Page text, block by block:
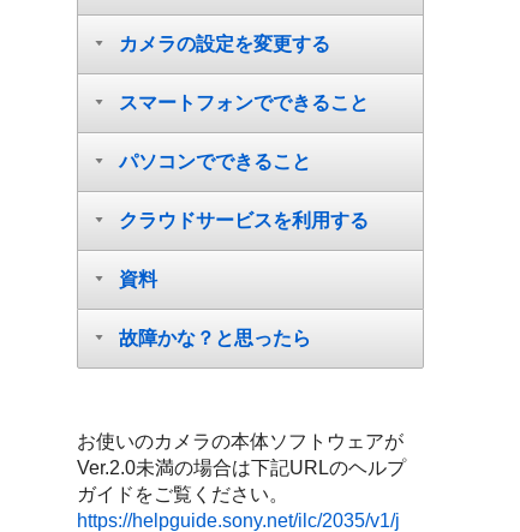
カメラの設定を変更する
スマートフォンでできること
パソコンでできること
クラウドサービスを利用する
資料
故障かな？と思ったら
お使いのカメラの本体ソフトウェアが
Ver.2.0未満の場合は下記URLのヘルプ
ガイドをご覧ください。
https://helpguide.sony.net/ilc/2035/v1/j